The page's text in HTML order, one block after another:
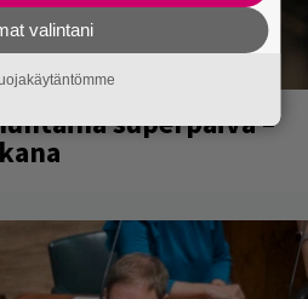
superpäivä –
valintani